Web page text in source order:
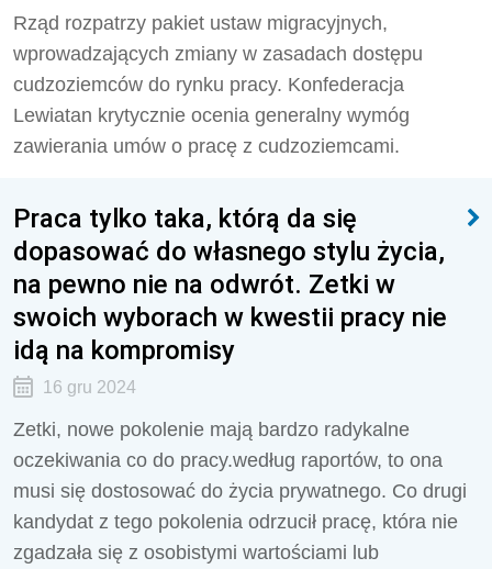
Rząd rozpatrzy pakiet ustaw migracyjnych,
wprowadzających zmiany w zasadach dostępu
cudzoziemców do rynku pracy. Konfederacja
Lewiatan krytycznie ocenia generalny wymóg
zawierania umów o pracę z cudzoziemcami.
Praca tylko taka, którą da się
dopasować do własnego stylu życia,
na pewno nie na odwrót. Zetki w
swoich wyborach w kwestii pracy nie
idą na kompromisy
16 gru 2024
Zetki, nowe pokolenie mają bardzo radykalne
oczekiwania co do pracy.według raportów, to ona
musi się dostosować do życia prywatnego. Co drugi
kandydat z tego pokolenia odrzucił pracę, która nie
zgadzała się z osobistymi wartościami lub